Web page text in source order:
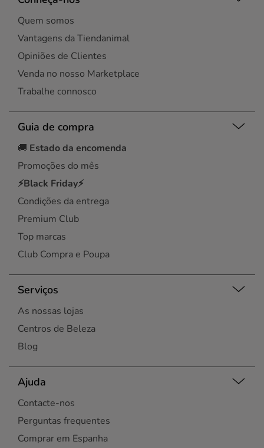
Quem somos
Vantagens da Tiendanimal
Opiniões de Clientes
Venda no nosso Marketplace
Trabalhe connosco
Guia de compra
🚚 Estado da encomenda
Promoções do mês
⚡Black Friday⚡
Condições da entrega
Premium Club
Top marcas
Club Compra e Poupa
Serviços
As nossas lojas
Centros de Beleza
Blog
Ajuda
Contacte-nos
Perguntas frequentes
Comprar em Espanha